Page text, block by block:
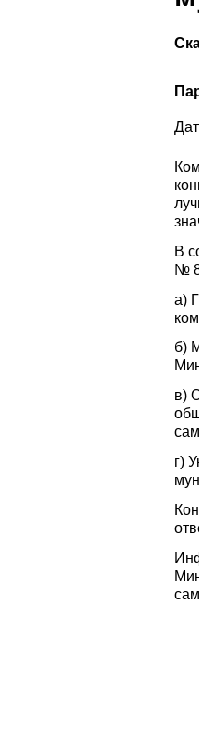
В
№
а)
б)
в)
г)